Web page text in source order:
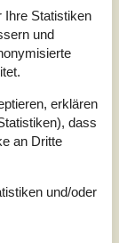
ganz von dem
und
mit Betten:
:
vermutlich aus
der E-Herd,
Da ist ein
mit drei
Zeit in
ein neueres
Ihre Statistiken
und
erklären
dass
an Dritte
und/oder